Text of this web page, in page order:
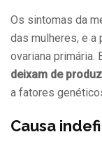
Os sintomas da
das mulheres, e a
ovariana primária.
deixam de
a fatores
Causa